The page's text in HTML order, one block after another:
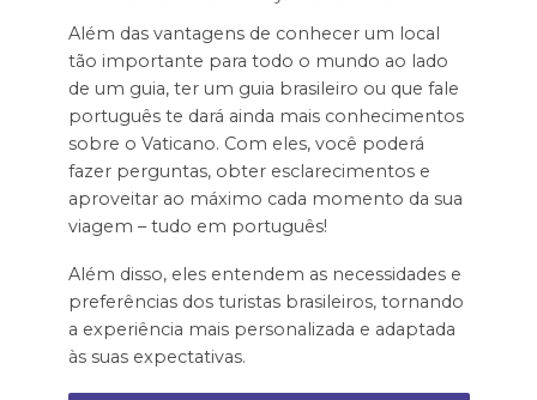
Além das vantagens de conhecer um local
tão importante para todo o mundo ao lado
de um guia, ter um guia brasileiro ou que fale
português te dará ainda mais conhecimentos
sobre o Vaticano. Com eles, você poderá
fazer perguntas, obter esclarecimentos e
aproveitar ao máximo cada momento da sua
viagem – tudo em português!
Além disso, eles entendem as necessidades e
preferências dos turistas brasileiros, tornando
a experiência mais personalizada e adaptada
às suas expectativas.